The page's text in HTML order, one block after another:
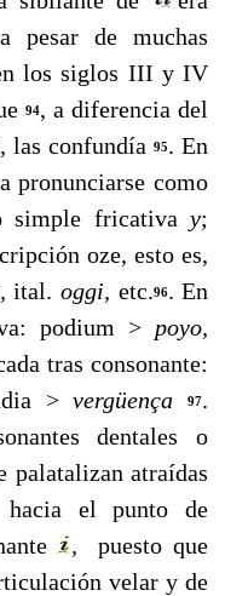
a pesar de muchas
los siglos III y IV
94, a diferencia del
las confundía 95. En
pronunciarse como
simple fricativay;
oze, esto es,
ital. oggi, etc.96. En
podium > poyo,
tras consonante:
>vergüença97.
dentales o
palatalizan atraídas
hacia el punto de
,puesto que
velar y de